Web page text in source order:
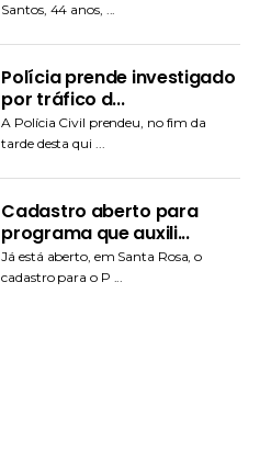
Santos, 44 anos, ...
Polícia prende investigado
por tráfico d...
A Polícia Civil prendeu, no fim da
tarde desta qui ...
Cadastro aberto para
programa que auxili...
Já está aberto, em Santa Rosa, o
cadastro para o P ...